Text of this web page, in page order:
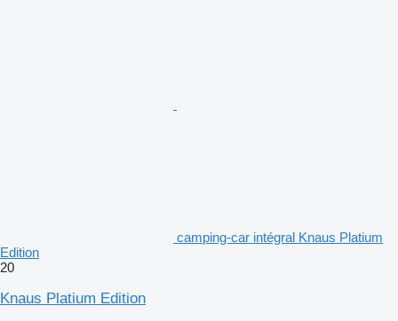
camping‐car intégral Knaus Platium
Edition
20
Knaus Platium Edition